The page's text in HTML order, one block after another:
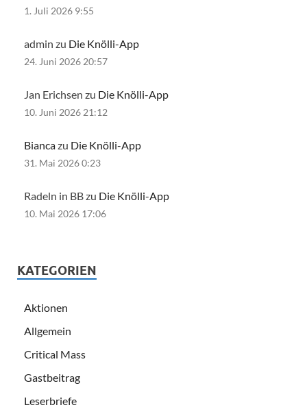
1. Juli 2026 9:55
admin zu Die Knölli-App
24. Juni 2026 20:57
Jan Erichsen zu Die Knölli-App
10. Juni 2026 21:12
Biancazu Die Knölli-App
31. Mai 2026 0:23
Radeln in BB zu Die Knölli-App
10. Mai 2026 17:06
KATEGORIEN
Aktionen
Allgemein
Critical Mass
Gastbeitrag
Leserbriefe